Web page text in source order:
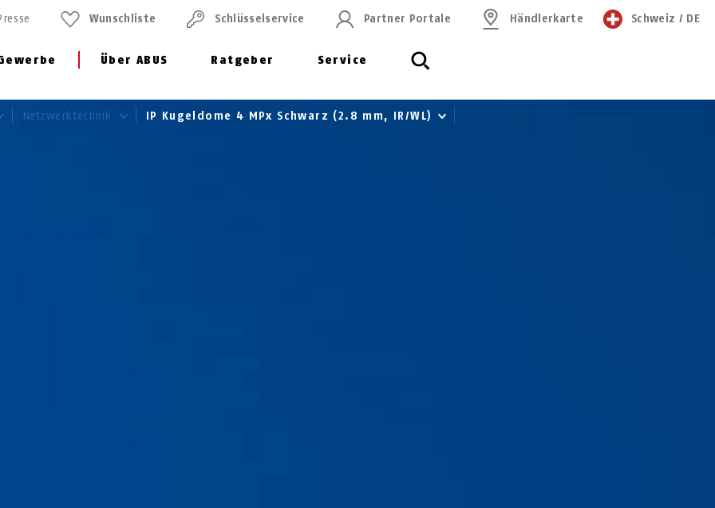
Über ABUS Ratgeber Service
Wunschliste Schlüssel­service Partner Portale Händlerkarte Schweiz / DE
Netzwerktechnik IP Kugeldome 4 MPx Schwarz (2.8 mm, IR/WL)